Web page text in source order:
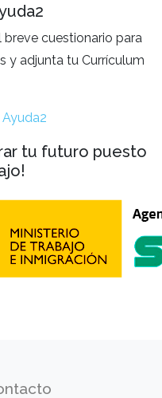
cuestionario para
y adjunta tu Currículum
tu futuro puesto